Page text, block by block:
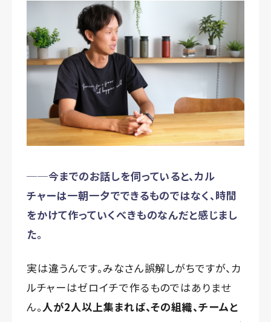
──今までのお話しを伺っていると、カル
チャーは一朝一夕でできるものではなく、時間
をかけて作っていくべきものなんだと感じまし
た。
実は違うんです。みなさん誤解しがちですが、カ
ルチャーはゼロイチで作るものではありませ
ん。人が2人以上集まれば、その組織、チームと